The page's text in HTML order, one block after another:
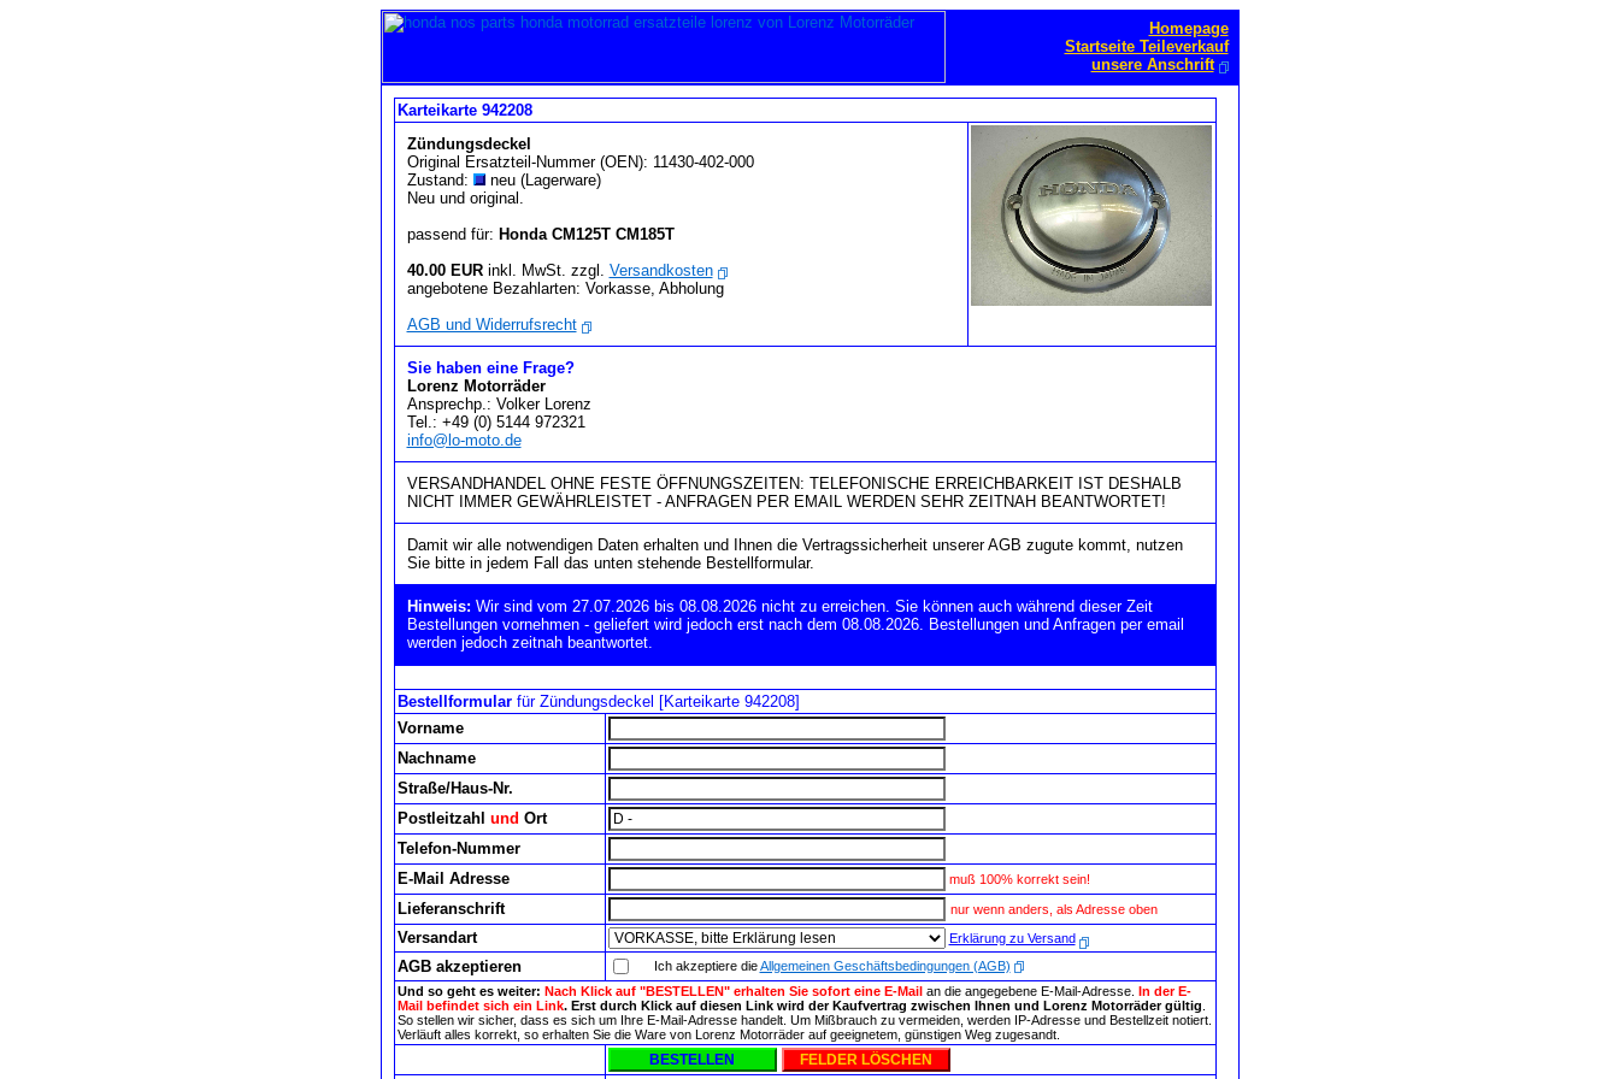
Homepage
Startseite Teileverkauf
unsere Anschrift
Karteikarte 942208
Zündungsdeckel
Original Ersatzteil-Nummer (OEN): 11430-402-000
Zustand:
neu (Lagerware)
Neu und original.
passend für: Honda CM125T CM185T
40.00 EUR inkl. MwSt. zzgl. Versandkosten
angebotene Bezahlarten: Vorkasse, Abholung
AGB und Widerrufsrecht
Sie haben eine Frage?
Lorenz Motorräder
Ansprechp.: Volker Lorenz
Tel.: +49 (0) 5144 972321
info@lo-moto.de
VERSANDHANDEL OHNE FESTE ÖFFNUNGSZEITEN: TELEFONISCHE ERREICHBARKEIT IST DESHALB
NICHT IMMER GEWÄHRLEISTET - ANFRAGEN PER EMAIL WERDEN SEHR ZEITNAH BEANTWORTET!
Damit wir alle notwendigen Daten erhalten und Ihnen die Vertragssicherheit unserer AGB zugute kommt, nutzen
Sie bitte in jedem Fall das unten stehende Bestellformular.
Hinweis: Wir sind vom 27.07.2026 bis 08.08.2026 nicht zu erreichen. Sie können auch während dieser Zeit
Bestellungen vornehmen - geliefert wird jedoch erst nach dem 08.08.2026. Bestellungen und Anfragen per email
werden jedoch zeitnah beantwortet.
Bestellformular für Zündungsdeckel [Karteikarte 942208]
Vorname
Nachname
Straße/Haus-Nr.
Postleitzahl und Ort
Telefon-Nummer
E-Mail Adresse
muß 100% korrekt sein!
Lieferanschrift nur wenn anders, als Adresse oben
Versandart Erklärung zu Versand
AGB akzeptieren Ich akzeptiere dieAllgemeinen Geschäftsbedingungen (AGB)
Und so geht es weiter: Nach Klick auf "BESTELLEN" erhalten Sie sofort eine E-Mail an die angegebene E-Mail-Adresse. In der E-
Mail befindet sich ein Link. Erst durch Klick auf diesen Link wird der Kaufvertrag zwischen Ihnen und Lorenz Motorräder gültig
So stellen wir sicher, dass es sich um Ihre E-Mail-Adresse handelt. Um Mißbrauch zu vermeiden, werden IP-Adresse und Bestellzeit notiert.
Verläuft alles korrekt, so erhalten Sie die Ware von Lorenz Motorräder auf geeignetem, günstigen Weg zugesandt.